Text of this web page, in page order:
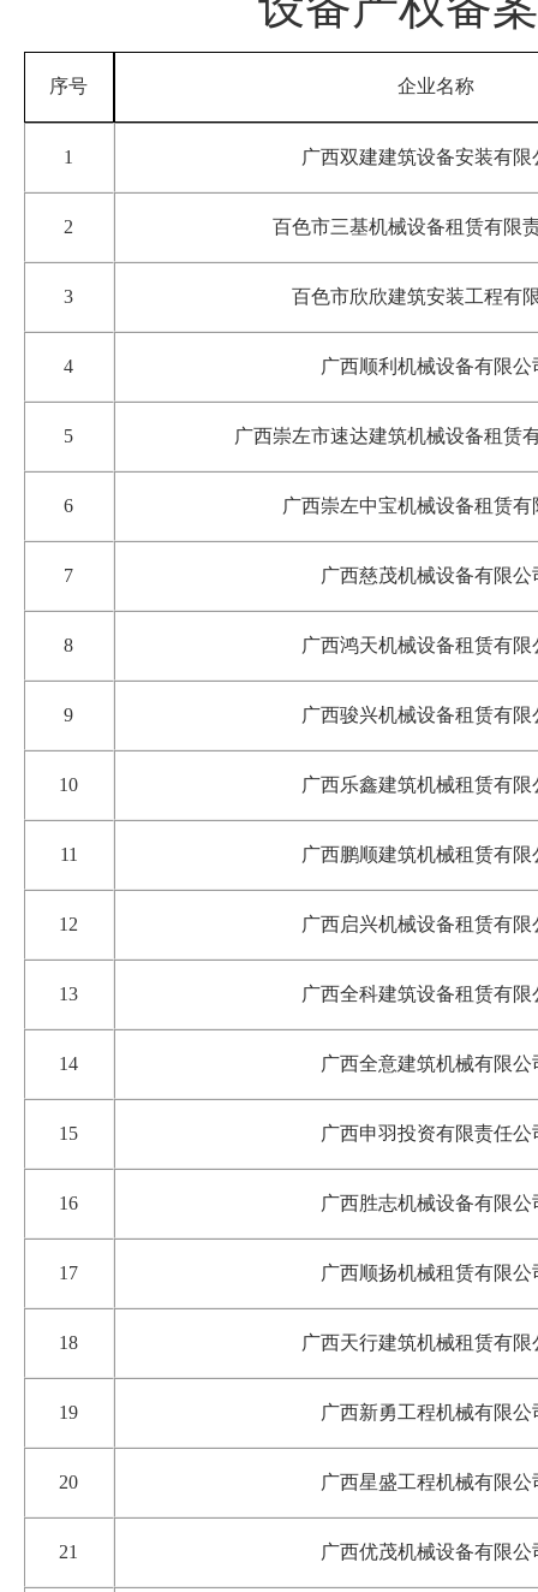
序号 企业名称
1 广西双建建筑设备安装有限
2 百色市三基机械设备租赁有限
3 百色市欣欣建筑安装工程有
4 广西顺利机械设备有限公
5 广西崇左市速达建筑机械设备租赁
6 广西崇左中宝机械设备租赁有
7 广西慈茂机械设备有限公
8 广西鸿天机械设备租赁有限
9 广西骏兴机械设备租赁有限
10 广西乐鑫建筑机械租赁有限
11 广西鹏顺建筑机械租赁有限
12 广西启兴机械设备租赁有限
13 广西全科建筑设备租赁有限
14 广西全意建筑机械有限公
15 广西申羽投资有限责任公
16 广西胜志机械设备有限公
17 广西顺扬机械租赁有限公
18 广西天行建筑机械租赁有限
19 广西新勇工程机械有限公
20 广西星盛工程机械有限公
21 广西优茂机械设备有限公